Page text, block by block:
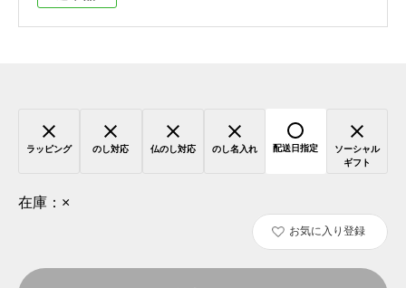
ラッピング のし対応 仏のし対応 のし名入れ 配送日指定
ソーシャル
ギフト
在庫： ×
お気に入り登録